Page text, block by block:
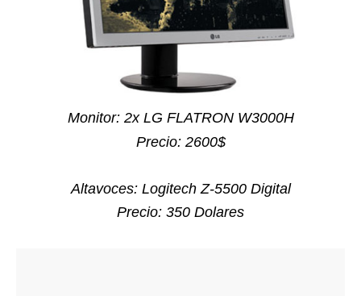
Monitor: 2x LG FLATRON W3000H
Precio: 2600$
Altavoces: Logitech Z-5500 Digital
Precio: 350 Dolares